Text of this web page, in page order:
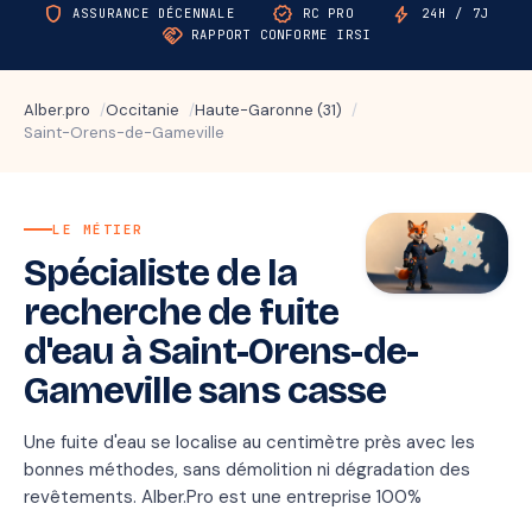
shield ASSURANCE DÉCENNALE verified RC PRO bolt 24H / 7J
handshakeRAPPORT CONFORME IRSI
Alber.pro Occitanie
Haute-Garonne (31)
Saint-Orens-de-Gameville
LE MÉTIER
Spécialiste de la
recherche de fuite
d'eau à Saint-Orens-de-
Gameville sans casse
Une fuite d'eau se localise au centimètre près avec les
bonnes méthodes, sans démolition ni dégradation des
revêtements. Alber.Pro est une entreprise 100%